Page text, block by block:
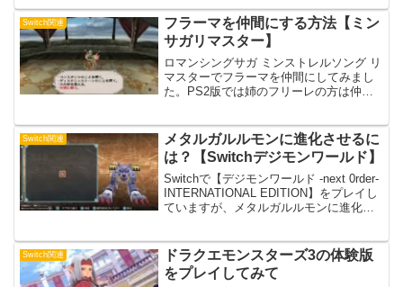
年3月26日 ...
Switch関連
フラーマを仲間にする方法【ミン
サガリマスター】
ロマンシングサガ ミンストレルソング リ
マスターでフラーマを仲間にしてみまし
た。PS2版では姉のフリーレの方は仲間
きたいと思います。※2023年1月7日 記
事更新仲間に...
Switch関連
メタルガルルモンに進化させるに
は？【Switchデジモンワールド】
Switchで【デジモンワールド -next 0rder-
INTERNATIONAL EDITION】をプレイし
ていますが、メタルガルルモンに進化さ
ートと必要能力メタ...
Switch関連
ドラクエモンスターズ3の体験版
をプレイしてみて